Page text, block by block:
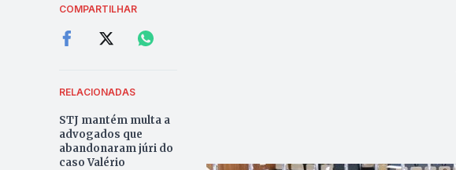
COMPARTILHAR
RELACIONADAS
STJ mantém multa a
advogados que
abandonaram júri do
caso Valério